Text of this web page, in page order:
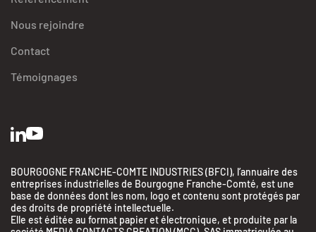
Nous rejoindre
Contact
Témoignages
BOURGOGNE FRANCHE-COMTE INDUSTRIES (BFCI), l’annuaire des
entreprises industrielles de Bourgogne Franche-Comté, est une
base de données dont les nom, logo et contenu sont protégés par
des droits de propriété intellectuelle.
Elle est éditée au format papier et électronique, et produite par la